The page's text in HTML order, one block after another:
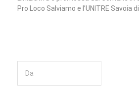
Pro Loco Salviamo e l’UNITRE Savoia